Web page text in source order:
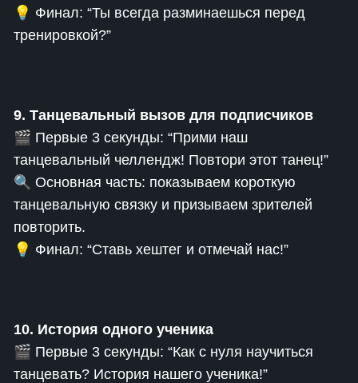
💡 Финал: “Ты всегда разминаешься перед
тренировкой?”
9. Танцевальный вызов для подписчиков
🎬 Первые 3 секунды: “Прими наш
танцевальный челлендж! Повтори этот танец!”
🔍 Основная часть: показываем короткую
танцевальную связку и призываем зрителей
повторить.
💡 Финал: “Ставь хештег и отмечай нас!”
10. История одного ученика
🎬 Первые 3 секунды: “Как с нуля научиться
танцевать? История нашего ученика!”